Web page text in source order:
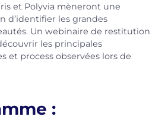
et Polyvia mèneront une
d’identifier les grandes
Un webinaire de restitution
les principales
et process observées lors de
: